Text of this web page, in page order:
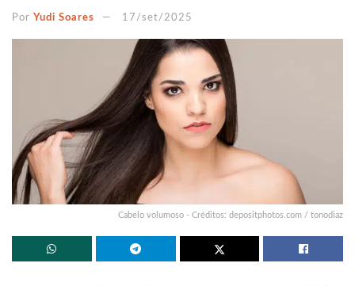
Por Yudi Soares 17/set/2025
Cabelo volumoso - Créditos: depositphotos.com / tonodiaz